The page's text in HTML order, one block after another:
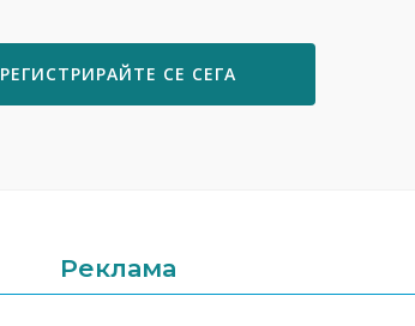
РЕГИСТРИРАЙТЕ СЕ СЕГА
Реклама